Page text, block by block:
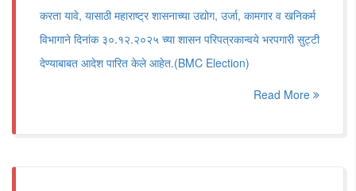
करता यावे, यासाठी महाराष्ट्र शासनाच्या उद्योग, उर्जा, कामगार व खनिकर्म
विभागाने दिनांक ३०.१२.२०२५ च्या शासन परिपत्रकान्वये भरपगारी सुट्टी
देण्याबाबत आदेश पारित केले आहेत.(BMC Election)
Read More